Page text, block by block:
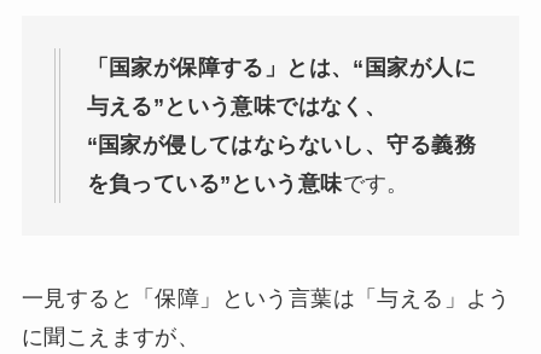
「国家が保障する」とは、“国家が人に
与える”という意味ではなく、
“国家が侵してはならないし、守る義務
を負っている”という意味です。
一見すると「保障」という言葉は「与える」よう
に聞こえますが、